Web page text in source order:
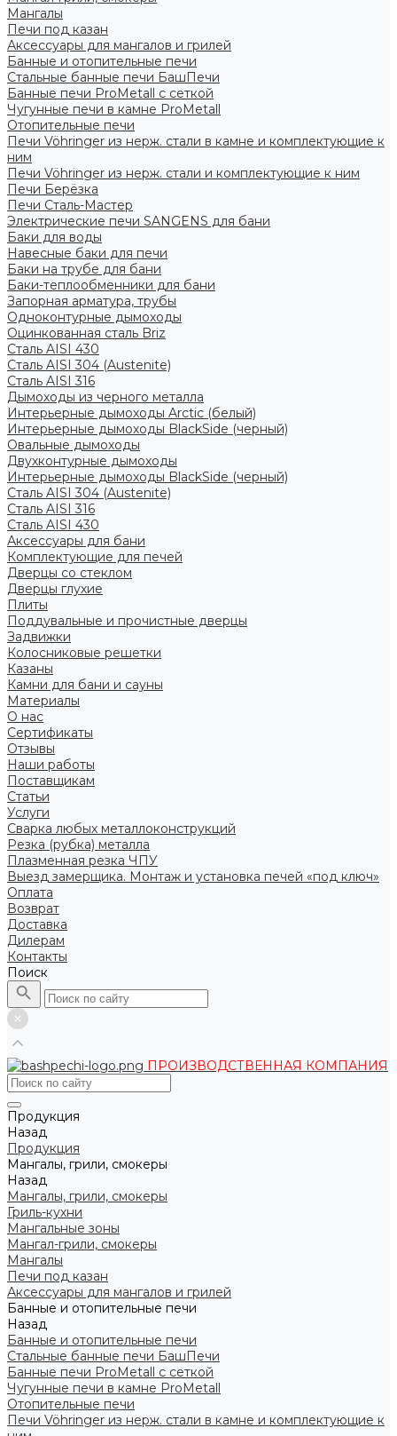
Мангалы
Печи под казан
Аксессуары для мангалов и грилей
Банные и отопительные печи
Стальные банные печи БашПечи
Банные печи ProMetall с сеткой
Чугунные печи в камне ProMetall
Отопительные печи
Печи Vöhringer из нерж. стали в камне и комплектующие к
ним
Печи Vöhringer из нерж. стали и комплектующие к ним
Печи Берёзка
Печи Сталь-Мастер
Электрические печи SANGENS для бани
Баки для воды
Навесные баки для печи
Баки на трубе для бани
Баки-теплообменники для бани
Запорная арматура, трубы
Одноконтурные дымоходы
Оцинкованная сталь Briz
Сталь AISI 430
Сталь AISI 304 (Austenite)
Сталь AISI 316
Дымоходы из черного металла
Интерьерные дымоходы Arctic (белый)
Интерьерные дымоходы BlackSide (черный)
Овальные дымоходы
Двухконтурные дымоходы
Интерьерные дымоходы BlackSide (черный)
Сталь AISI 304 (Austenite)
Сталь AISI 316
Сталь AISI 430
Аксессуары для бани
Комплектующие для печей
Дверцы со стеклом
Дверцы глухие
Плиты
Поддувальные и прочистные дверцы
Задвижки
Колосниковые решетки
Казаны
Камни для бани и сауны
Материалы
О нас
Сертификаты
Отзывы
Наши работы
Поставщикам
Статьи
Услуги
Сварка любых металлоконструкций
Резка (рубка) металла
Плазменная резка ЧПУ
Выезд замерщика. Монтаж и установка печей «под ключ»
Оплата
Возврат
Доставка
Дилерам
Контакты
Поиск
ПРОИЗВОДСТВЕННАЯ КОМПАНИЯ
Продукция
Назад
Продукция
Мангалы, грили, смокеры
Назад
Мангалы, грили, смокеры
Гриль-кухни
Мангальные зоны
Мангал-грили, смокеры
Мангалы
Печи под казан
Аксессуары для мангалов и грилей
Банные и отопительные печи
Назад
Банные и отопительные печи
Стальные банные печи БашПечи
Банные печи ProMetall с сеткой
Чугунные печи в камне ProMetall
Отопительные печи
Печи Vöhringer из нерж. стали в камне и комплектующие к